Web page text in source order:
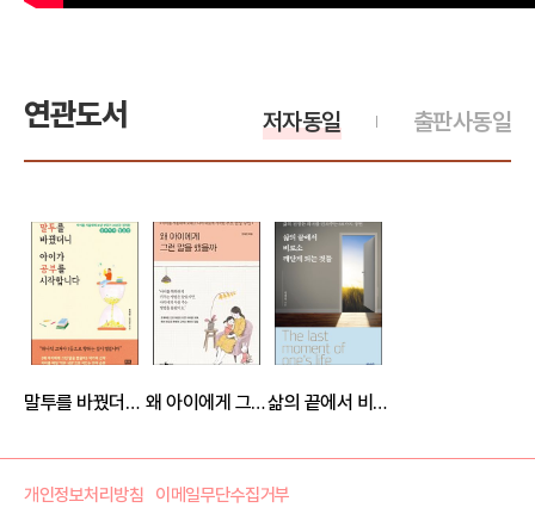
연관도서 출판사동일
저자동일
말투를 바꿨더니 아이가 공부를 시작합니다 왜 아이에게 그런 말을 했을까 삶의 끝에서 비로소 깨닫게 되는 것들
개인정보처리방침 이메일무단수집거부